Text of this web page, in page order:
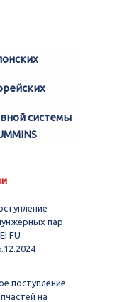
системы
пар
FU
поступление
на